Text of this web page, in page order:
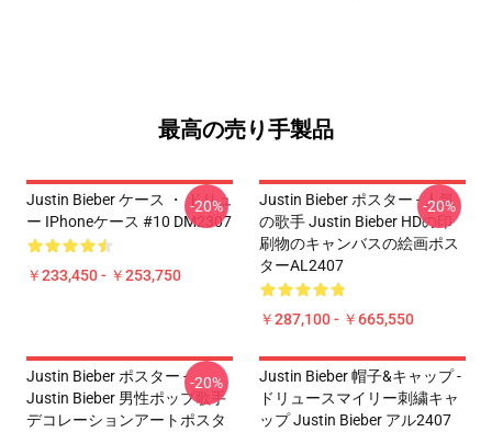
最高の売り手製品
Justin Bieber ケース ・ ドリュ
ー IPhoneケース #10 DM2307
￥233,450 - ￥253,750
-20%
Justin Bieber ポスター - 人気
の歌手 Justin Bieber HDの印
刷物のキャンバスの絵画ポス
ターAL2407
￥287,100 - ￥665,550
-20%
Justin Bieber ポスター -
Justin Bieber 男性ポップ歌手
デコレーションアートポスタ
-20%
Justin Bieber 帽子&キャップ -
ドリュースマイリー刺繍キャ
ップ Justin Bieber アル2407